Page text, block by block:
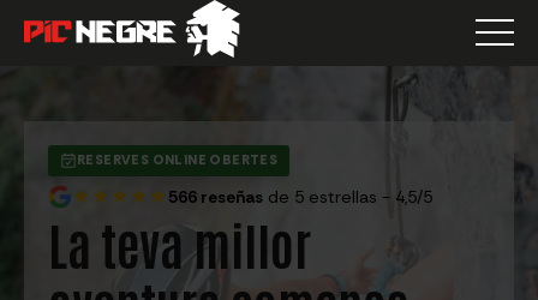
RESERVES ONLINE OBERTES
★★★★★ 566 reseñas de 5 estrellas - 4,5/5
La teva millor